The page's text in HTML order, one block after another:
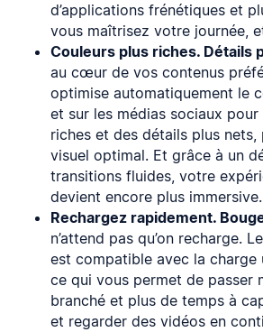
d’applications frénétiques et
vous maîtrisez votre journée,
Couleurs plus riches. Détails
au cœur de vos contenus
optimise automatiquement le
et sur les médias sociaux
riches et des détails plus nets,
visuel optimal. Et grâce à un
transitions fluides, votre
devient encore plus immersive.
Rechargez rapidement.
n’attend pas qu’on recharge.
est compatible avec la charge
ce qui vous permet de passer
branché et plus de temps à
et regarder des vidéos en